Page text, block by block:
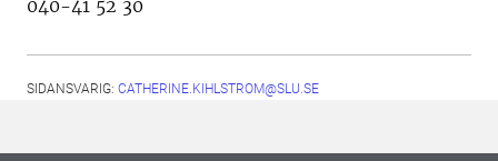
040-41 52 30
SIDANSVARIG: CATHERINE.KIHLSTROM@SLU.SE